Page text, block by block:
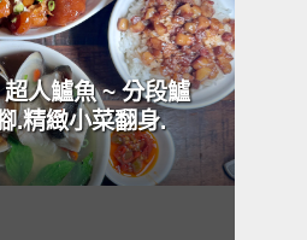
人鱸魚 ~ 分段鱸
.精緻小菜翻身.